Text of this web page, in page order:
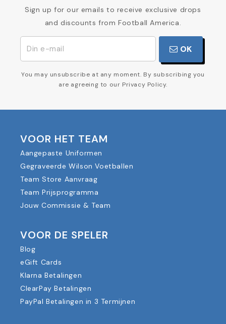
Sign up for our emails to receive exclusive drops
and discounts from Football America.
OK
You may unsubscribe at any moment. By subscribing you
are agreeing to our Privacy Policy.
VOOR HET TEAM
Aangepaste Uniformen
Gegraveerde Wilson Voetballen
Team Store Aanvraag
Team Prijsprogramma
Jouw Commissie & Team
VOOR DE SPELER
Blog
eGift Cards
Klarna Betalingen
ClearPay Betalingen
PayPal Betalingen in 3 Termijnen